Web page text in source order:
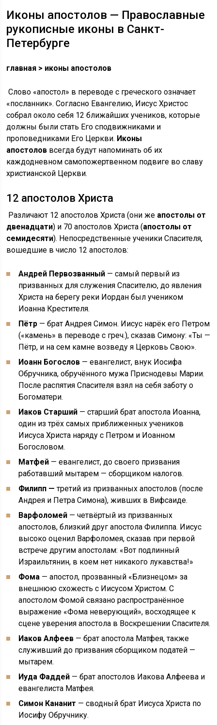
Иконы апостолов — Православные
рукописные иконы в Санкт-
Петербурге
главная > иконы апостолов
Слово «апостол» в переводе с греческого означает
«посланник». Согласно Евангелию, Иисус Христос
собрал около себя 12 ближайших учеников, которые
должны были стать Его сподвижниками и
проповедниками Его Церкви. Иконы
апостолов всегда будут напоминать об их
каждодневном самопожертвенном подвиге во славу
христианской Церкви.
12 апостолов Христа
Различают 12 апостолов Христа (они же апостолы от
двенадцати) и 70 апостолов Христа (апостолы от
семидесяти). Непосредственные ученики Спасителя,
вошедшие в число 12 апостолов:
Андрей Первозванный — самый первый из
призванных для служения Спасителю, до явления
Христа на берегу реки Иордан был учеником
Иоанна Крестителя.
Пётр — брат Андрея Симон. Иисус нарёк его Петром
(«камень» в переводе с греч.), сказав Симону: «Ты —
Пётр, и на сем камне возведу я Церковь Свою».
Иоанн Богослов — евангелист, внук Иосифа
Обручника, обручённого мужа Приснодевы Марии.
После распятия Спасителя взял на себя заботу о
Богоматери.
Иаков Старший — старший брат апостола Иоанна,
один из трёх самых приближенных учеников
Иисуса Христа наряду с Петром и Иоанном
Богословом.
Матфей — евангелист, до своего призвания
работавший мытарем — сборщиком налогов.
Филипп — третий из призванных апостолов (после
Андрея и Петра Симона), живших в Вифсаиде.
Варфоломей — четвёртый из призванных
апостолов, близкий друг апостола Филиппа. Иисус
высоко оценил Варфоломея, сказав при первой
встрече другим апостолам: «Вот подлинный
Израильтянин, в коем нет никакого лукавства!»
Фома — апостол, прозванный «Близнецом» за
внешнюю схожесть с Иисусом Христом. С
апостолом Фомой связано распространённое
выражение «Фома неверующий», восходящее к
сцене уверения апостола в Воскрешении Спасителя.
Иаков Алфеев — брат апостола Матфея, также
служивший до призвания сборщиком податей —
мытарем.
Иуда Фаддей — брат апостолов Иакова Алфеева и
евангелиста Матфея.
Симон Кананит — сводный брат Иисуса Христа по
Иосифу Обручнику.